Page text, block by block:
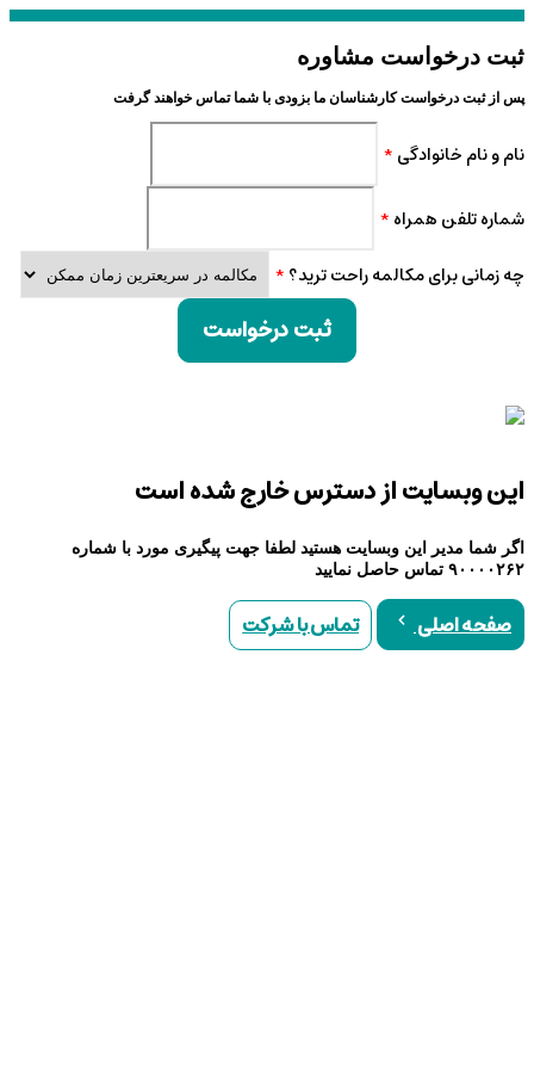
ثبت درخواست مشاوره
پس از ثبت درخواست کارشناسان ما بزودی با شما تماس خواهند گرفت
نام و نام خانوادگی *
شماره تلفن همراه *
چه زمانی برای مکالمه راحت ترید؟ *
ثبت درخواست
این وبسایت از دسترس خارج شده است
اگر شما مدیر این وبسایت هستید لطفا جهت پیگیری مورد با شماره
۹۰۰۰۰۲۶۲ تماس حاصل نمایید
صفحه اصلی تماس با شرکت